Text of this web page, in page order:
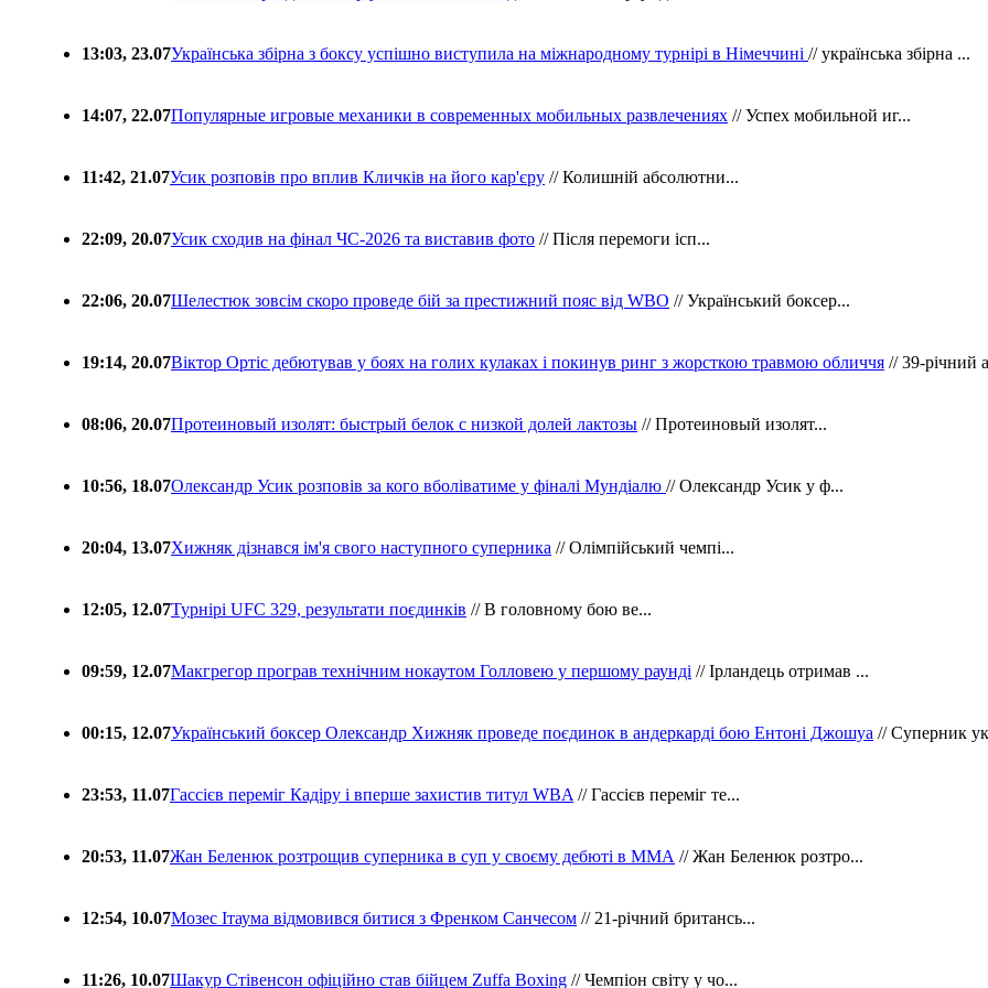
13:03, 23.07Українська збірна з боксу успішно виступила на міжнародному турнірі в Німеччині // українська збірна ...
14:07, 22.07Популярные игровые механики в современных мобильных развлечениях // Успех мобильной иг...
11:42, 21.07Усик розповів про вплив Кличків на його кар'єру // Колишній абсолютни...
22:09, 20.07Усик сходив на фінал ЧС-2026 та виставив фото // Після перемоги ісп...
22:06, 20.07Шелестюк зовсім скоро проведе бій за престижний пояс від WBO // Український боксер...
19:14, 20.07Віктор Ортіс дебютував у боях на голих кулаках і покинув ринг з жорсткою травмою обличчя // 39-річний
08:06, 20.07Протеиновый изолят: быстрый белок с низкой долей лактозы // Протеиновый изолят...
10:56, 18.07Олександр Усик розповів за кого вболіватиме у фіналі Мундіалю // Олександр Усик у ф...
20:04, 13.07Хижняк дізнався ім'я свого наступного суперника // Олімпійський чемпі...
12:05, 12.07Турнірі UFC 329, результати поєдинків // В головному бою ве...
09:59, 12.07Макгрегор програв технічним нокаутом Голловею у першому раунді // Ірландець отримав ...
00:15, 12.07Український боксер Олександр Хижняк проведе поєдинок в андеркарді бою Ентоні Джошуа // Суперник
23:53, 11.07Гассієв переміг Кадіру і вперше захистив титул WBA // Гассієв переміг те...
20:53, 11.07Жан Беленюк розтрощив суперника в суп у своєму дебюті в ММА // Жан Беленюк розтро...
12:54, 10.07Мозес Ітаума відмовився битися з Френком Санчесом // 21-річний британсь...
11:26, 10.07Шакур Стівенсон офіційно став бійцем Zuffa Boxing // Чемпіон світу у чо...